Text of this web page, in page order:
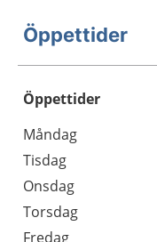
Öppettider
Öppettider
Dag
Öppettider
Kommentarer
Måndag
Tisdag
Onsdag
Torsdag
Fredag